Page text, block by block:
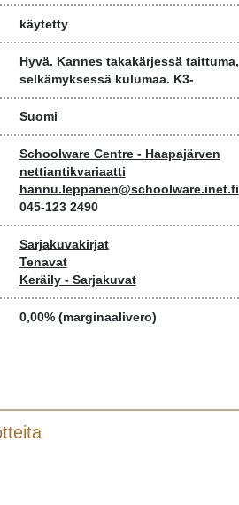
käytetty
Hyvä. Kannes takakärjessä taittuma,
selkämyksessä kulumaa. K3-
Suomi
Schoolware Centre - Haapajärven
nettiantikvariaatti
hannu.leppanen@schoolware.inet.fi
045-123 2490
Sarjakuvakirjat
Tenavat
Keräily - Sarjakuvat
0,00% (marginaalivero)